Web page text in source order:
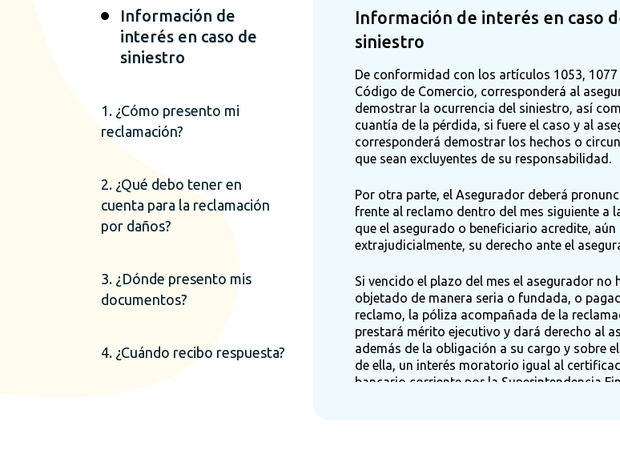
Información de
interés en caso de
siniestro
1. ¿Cómo presento mi
reclamación?
2. ¿Qué debo tener en
cuenta para la reclamación
por daños?
3. ¿Dónde presento mis
documentos?
4. ¿Cuándo recibo respuesta?
Información de interés en caso
siniestro
De conformidad con los artículos 1053, 1077
Código de Comercio, corresponderá al
demostrar la ocurrencia del siniestro, así
cuantía de la pérdida, si fuere el caso y al
corresponderá demostrar los hechos o
que sean excluyentes de su responsabilidad.
Por otra parte, el Asegurador deberá
frente al reclamo dentro del mes siguiente a
que el asegurado o beneficiario acredite, aún
extrajudicialmente, su derecho ante el
Si vencido el plazo del mes el asegurador no
objetado de manera seria o fundada, o
reclamo, la póliza acompañada de la
prestará mérito ejecutivo y dará derecho al
además de la obligación a su cargo y sobre
de ella, un interés moratorio igual al
bancario corriente por la Superintendencia